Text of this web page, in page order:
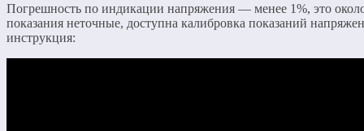
Погрешность по индикации напряжения — менее 1%, это
показания неточные, доступна калибровка показаний
инструкция: